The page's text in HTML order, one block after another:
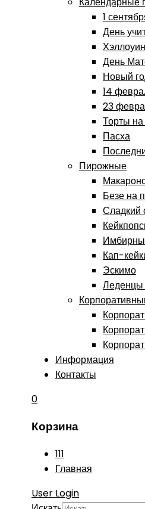
1
День
Хэллоуин
День
Новый
14
23
Торты
Пасха
Пирожные
Безе на
Сладкий
Кап-
Эскимо
Леденцы
Информация
Контакты
0
Корзина
111
Главная
User Login